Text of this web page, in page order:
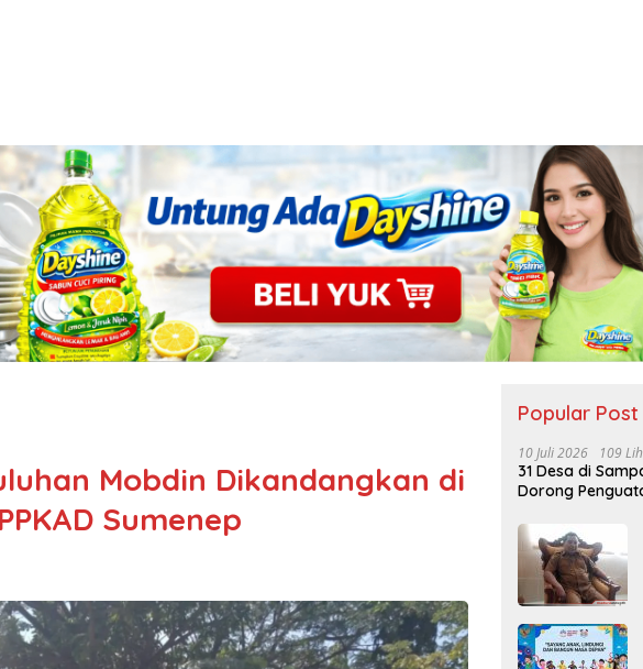
Mobdin Dikandangkan di
Sumenep
Popular Post
10 Juli 2026 109
31 Desa di
Dorong